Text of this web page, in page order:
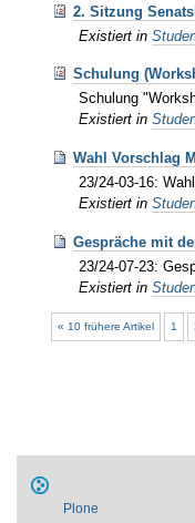
2. Sitzung
Existiert in
Schulung
Schulung
Existiert in
Wahl Vorschlag
23/24-03-16:
Existiert in
Gespräche mit
23/24-07-23:
Existiert in
« 10 frühere Artikel 1
Plone